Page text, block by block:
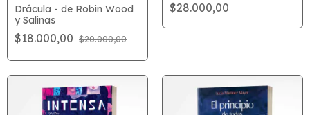
Drácula - de Robin Wood
y Salinas
$18.000,00 $20.000,00
$28.000,00